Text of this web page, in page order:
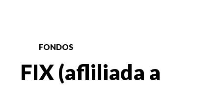
FONDOS
FIX (afliliada a